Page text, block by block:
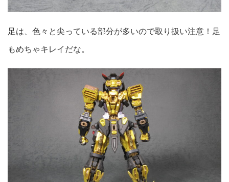
足は、色々と尖っている部分が多いので取り扱い注意！足
もめちゃキレイだな。